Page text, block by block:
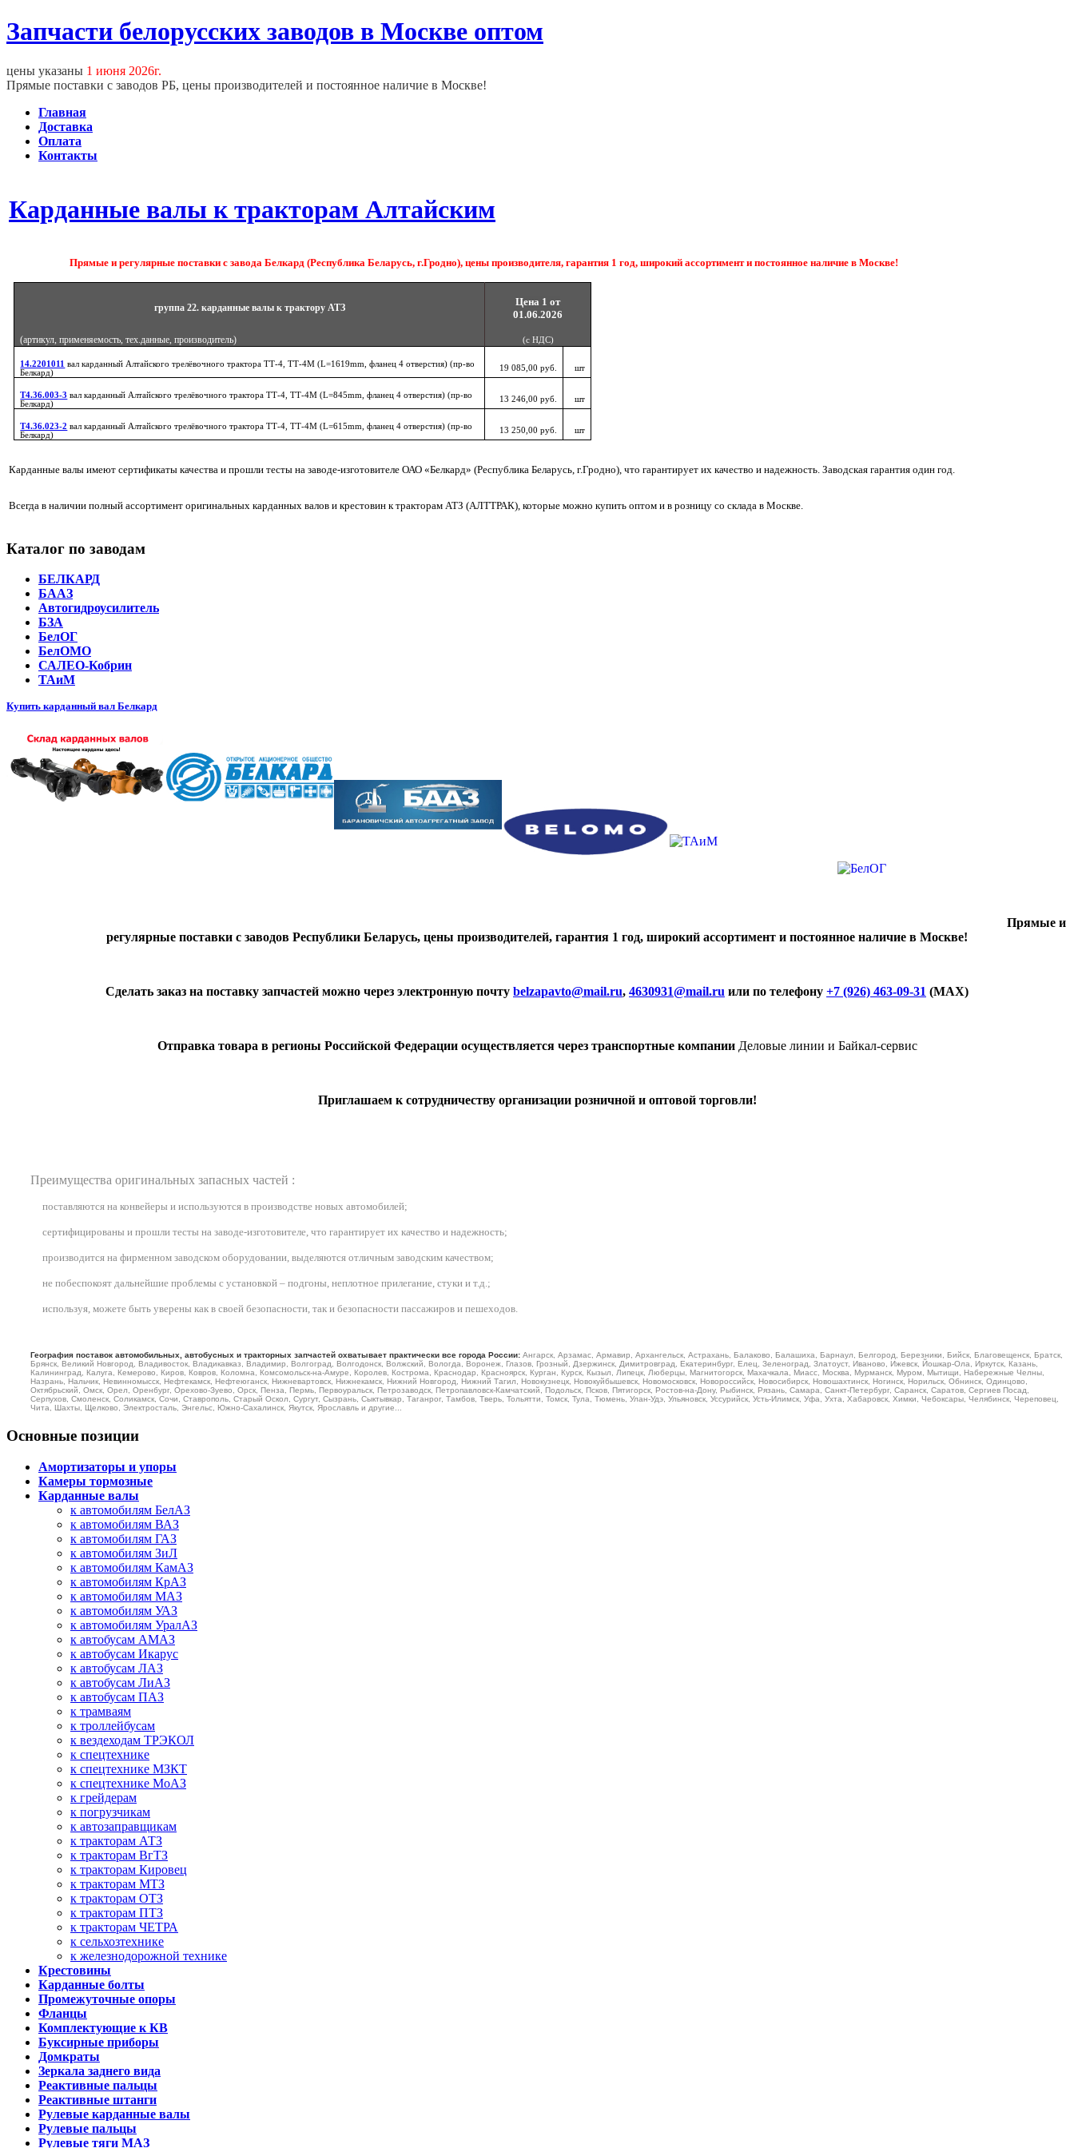
Запчасти белорусских заводов в Москве оптом
цены указаны 1 июня 2026г.
Прямые поставки с заводов РБ, цены производителей и постоянное наличие в Москве!
Главная
Доставка
Оплата
Контакты
Карданные валы к тракторам Алтайским
Прямые и регулярные поставки с завода Белкард (Республика Беларусь, г.Гродно), цены производителя, гарантия 1 год, широкий ассортимент и постоянное наличие в Москве!
группа 22. карданные валы к трактору АТЗ
Цена 1 от
01.06.2026
(артикул, применяемость, тех.данные, производитель) (с НДС)
14.2201011 вал карданный Алтайского трелёвочного трактора ТТ-4, ТТ-4М (L=1619mm, фланец 4 отверстия) (пр-во
Белкард)
19 085,00 руб. шт
Т4.36.003-3 вал карданный Алтайского трелёвочного трактора ТТ-4, ТТ-4М (L=845mm, фланец 4 отверстия) (пр-во
Белкард)
13 246,00 руб. шт
Т4.36.023-2 вал карданный Алтайского трелёвочного трактора ТТ-4, ТТ-4М (L=615mm, фланец 4 отверстия) (пр-во
Белкард)
13 250,00 руб. шт
Карданные валы имеют сертификаты качества и прошли тесты на заводе-изготовителе ОАО «Белкард» (Республика Беларусь, г.Гродно), что гарантирует их качество и надежность. Заводская гарантия один год.
Всегда в наличии полный ассортимент оригинальных карданных валов и крестовин к тракторам АТЗ (АЛТТРАК), которые можно купить оптом и в розницу со склада в Москве.
Каталог по заводам
БЕЛКАРД
БААЗ
Автогидроусилитель
БЗА
БелОГ
БелОМО
САЛЕО-Кобрин
ТАиМ
Купить карданный вал Белкард
Прямые и
регулярные поставки с заводов Республики Беларусь, цены производителей, гарантия 1 год, широкий ассортимент и постоянное наличие в Москве!
Сделать заказ на поставку запчастей можно через электронную почту belzapavto@mail.ru, 4630931@mail.ru или по телефону +7 (926) 463-09-31 (MAX)
Отправка товара в регионы Российской Федерации осуществляется через транспортные компанииДеловые линии и Байкал-сервис
Приглашаем к сотрудничеству организации розничной и оптовой торговли!
Преимущества оригинальных запасных частей :
поставляются на конвейеры и используются в производстве новых автомобилей;
сертифицированы и прошли тесты на заводе-изготовителе, что гарантирует их качество и надежность;
производится на фирменном заводском оборудовании, выделяются отличным заводским качеством;
не побеспокоят дальнейшие проблемы с установкой – подгоны, неплотное прилегание, стуки и т.д.;
используя, можете быть уверены как в своей безопасности, так и безопасности пассажиров и пешеходов.
География поставок автомобильных, автобусных и тракторных запчастей охватывает практически все города России: Ангарск, Арзамас, Армавир, Архангельск, Астрахань, Балаково, Балашиха, Барнаул, Белгород, Березники, Бийск, Благовещенск, Братск,
Брянск, Великий Новгород, Владивосток, Владикавказ, Владимир, Волгоград, Волгодонск, Волжский, Вологда, Воронеж, Глазов, Грозный, Дзержинск, Димитровград, Екатеринбург, Елец, Зеленоград, Златоуст, Иваново, Ижевск, Йошкар-Ола, Иркутск, Казань,
Калининград, Калуга, Кемерово, Киров, Ковров, Коломна, Комсомольск-на-Амуре, Королев, Кострома, Краснодар, Красноярск, Курган, Курск, Кызыл, Липецк, Люберцы, Магнитогорск, Махачкала, Миасс, Москва, Мурманск, Муром, Мытищи, Набережные Челны,
Назрань, Нальчик, Невинномысск, Нефтекамск, Нефтеюганск, Нижневартовск, Нижнекамск, Нижний Новгород, Нижний Тагил, Новокузнецк, Новокуйбышевск, Новомосковск, Новороссийск, Новосибирск, Новошахтинск, Ногинск, Норильск, Обнинск, Одинцово,
Октябрьский, Омск, Орел, Оренбург, Орехово-Зуево, Орск, Пенза, Пермь, Первоуральск, Петрозаводск, Петропавловск-Камчатский, Подольск, Псков, Пятигорск, Ростов-на-Дону, Рыбинск, Рязань, Самара, Санкт-Петербург, Саранск, Саратов, Сергиев Посад,
Серпухов, Смоленск, Соликамск, Сочи, Ставрополь, Старый Оскол, Сургут, Сызрань, Сыктывкар, Таганрог, Тамбов, Тверь, Тольятти, Томск, Тула, Тюмень, Улан-Удэ, Ульяновск, Уссурийск, Усть-Илимск, Уфа, Ухта, Хабаровск, Химки, Чебоксары, Челябинск, Череповец,
Чита, Шахты, Щелково, Электросталь, Энгельс, Южно-Сахалинск, Якутск, Ярославль и другие...
Основные позиции
Амортизаторы и упоры
Камеры тормозные
Карданные валы
к автомобилям БелАЗ
к автомобилям ВАЗ
к автомобилям ГАЗ
к автомобилям ЗиЛ
к автомобилям КамАЗ
к автомобилям КрАЗ
к автомобилям МАЗ
к автомобилям УАЗ
к автомобилям УралАЗ
к автобусам АМАЗ
к автобусам Икарус
к автобусам ЛАЗ
к автобусам ЛиАЗ
к автобусам ПАЗ
к трамваям
к троллейбусам
к вездеходам ТРЭКОЛ
к спецтехнике
к спецтехнике МЗКТ
к спецтехнике МоАЗ
к грейдерам
к погрузчикам
к автозаправщикам
к тракторам АТЗ
к тракторам ВгТЗ
к тракторам Кировец
к тракторам МТЗ
к тракторам ОТЗ
к тракторам ПТЗ
к тракторам ЧЕТРА
к сельхозтехнике
к железнодорожной технике
Крестовины
Карданные болты
Промежуточные опоры
Фланцы
Комплектующие к КВ
Буксирные приборы
Домкраты
Зеркала заднего вида
Реактивные пальцы
Реактивные штанги
Рулевые карданные валы
Рулевые пальцы
Рулевые тяги МАЗ